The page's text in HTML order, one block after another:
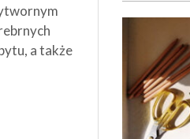
a także